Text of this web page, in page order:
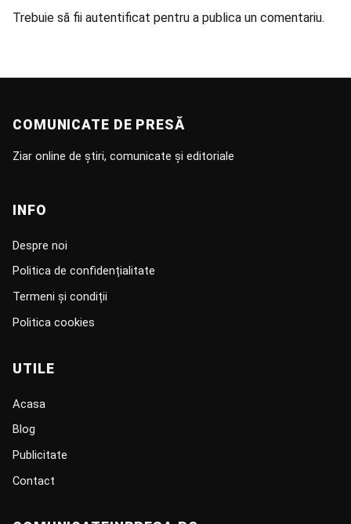
Trebuie să fii autentificat pentru a publica un comentariu.
COMUNICATE DE PRESĂ
Ziar online de știri, comunicate și editoriale
INFO
Despre noi
Politica de confidențialitate
Termeni și condiții
Politica cookies
UTILE
Acasa
Blog
Publicitate
Contact